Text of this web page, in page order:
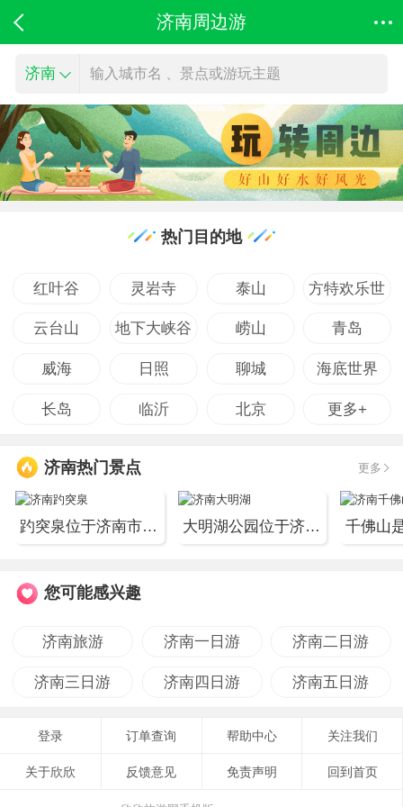
济南周边游
济南 输入城市名 、景点或游玩主题
热门目的地
红叶谷 灵岩寺 泰山 方特欢乐世
云台山 地下大峡谷 崂山 青岛
威海 日照 聊城 海底世界
长岛 临沂 北京 更多+
济南热门景点 更多
趵突泉位于济南市历下区，南靠千佛山，东临泉城广场，... 大明湖公园位于济南市区的偏北方向。 面积甚大，几乎...
您可能感兴趣
济南旅游 济南一日游 济南二日游
济南三日游 济南四日游 济南五日游
登录 订单查询 帮助中心 关注我们
关于欣欣 反馈意见 免责声明 回到首页